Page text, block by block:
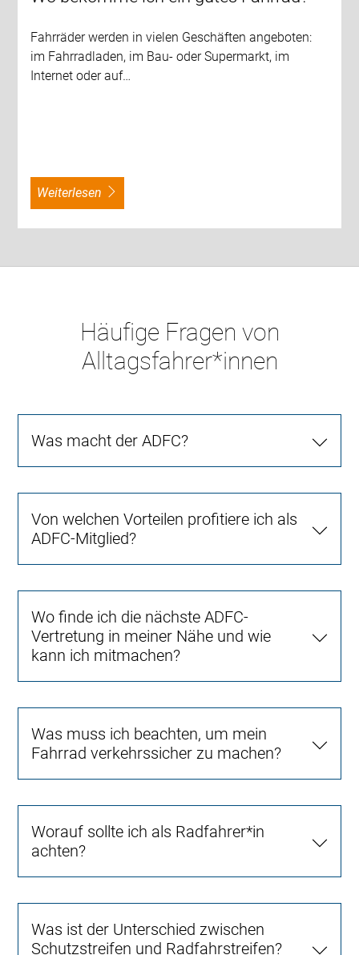
Fahrräder werden in vielen Geschäften angeboten:
im Fahrradladen, im Bau- oder Supermarkt, im
Internet oder auf…
weiterlesen
Häufige Fragen von
Alltagsfahrer*innen
Was macht der ADFC?
Von welchen Vorteilen profitiere ich als
ADFC-Mitglied?
Wo finde ich die nächste ADFC-
Vertretung in meiner Nähe und wie
kann ich mitmachen?
Was muss ich beachten, um mein
Fahrrad verkehrssicher zu machen?
Worauf sollte ich als Radfahrer*in
achten?
Was ist der Unterschied zwischen
Schutzstreifen und Radfahrstreifen?